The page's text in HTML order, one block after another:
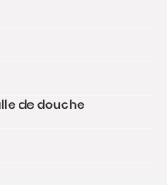
la terrasse
à vis et équipée
de-jardin de 130 m²
dans la nature !
ce bien est
de douche